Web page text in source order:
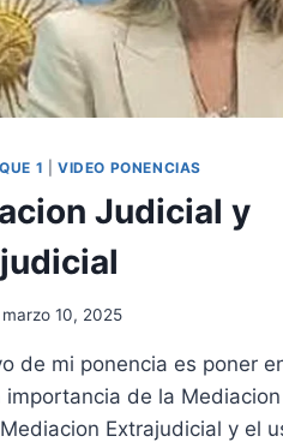
1 |VIDEO PONENCIAS
Judicial y
marzo 10, 2025
de mi ponencia es poner
importancia de la Mediacion
Extrajudicial y el